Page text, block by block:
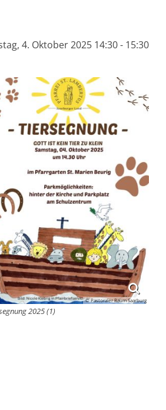
4. Oktober 2025 14:30 - 15:30
© Pastoraler Raum Saarburg
2025 (1)